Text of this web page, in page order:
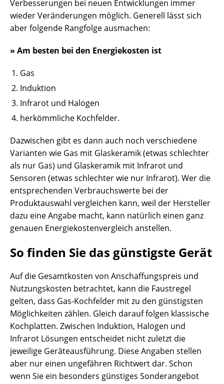
Verbesserungen bei neuen Entwicklungen immer
wieder Veränderungen möglich. Generell lässt sich
aber folgende Rangfolge ausmachen:
» Am besten bei den Energiekosten ist
Gas
Induktion
Infrarot und Halogen
herkömmliche Kochfelder.
Dazwischen gibt es dann auch noch verschiedene
Varianten wie Gas mit Glaskeramik (etwas schlechter
als nur Gas) und Glaskeramik mit Infrarot und
Sensoren (etwas schlechter wie nur Infrarot). Wer die
entsprechenden Verbrauchswerte bei der
Produktauswahl vergleichen kann, weil der Hersteller
dazu eine Angabe macht, kann natürlich einen ganz
genauen Energiekostenvergleich anstellen.
So finden Sie das günstigste Gerät
Auf die Gesamtkosten von Anschaffungspreis und
Nutzungskosten betrachtet, kann die Faustregel
gelten, dass Gas-Kochfelder mit zu den günstigsten
Möglichkeiten zählen. Gleich darauf folgen klassische
Kochplatten. Zwischen Induktion, Halogen und
Infrarot Lösungen entscheidet nicht zuletzt die
jeweilige Geräteausführung. Diese Angaben stellen
aber nur einen ungefähren Richtwert dar. Schon
wenn Sie ein besonders günstiges Sonderangebot